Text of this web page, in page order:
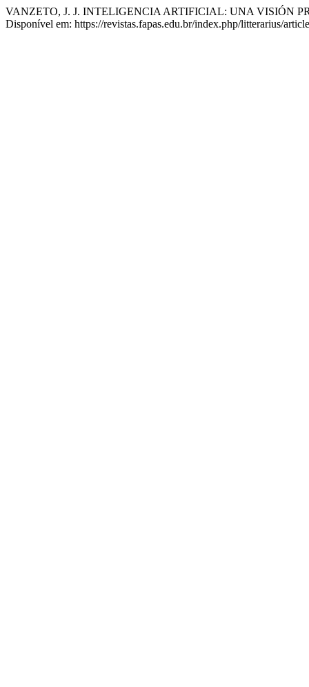
VANZETO, J. J. INTELIGENCIA ARTIFICIAL: UNA VISIÓN
Disponível em: https://revistas.fapas.edu.br/index.php/litterarius/